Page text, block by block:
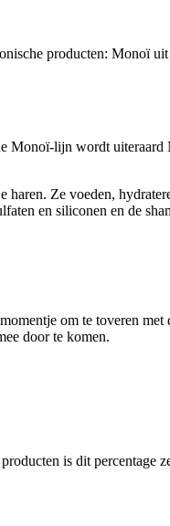
producten: Monoï
Monoï-lijn wordt
Ze voeden,
en siliconen en de
om te toveren
door te komen.
is dit percentage